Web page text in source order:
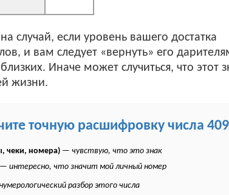
случай, если уровень вашего достатка
и вам следует «вернуть» его
Иначе может случиться, что этот
жизни.
точную расшифровку числа
чеки, номера) —чувствую, что это знак
—интересно, что значит мой личный номер
разбор этого числа